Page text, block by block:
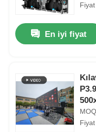
En iyi fiyat